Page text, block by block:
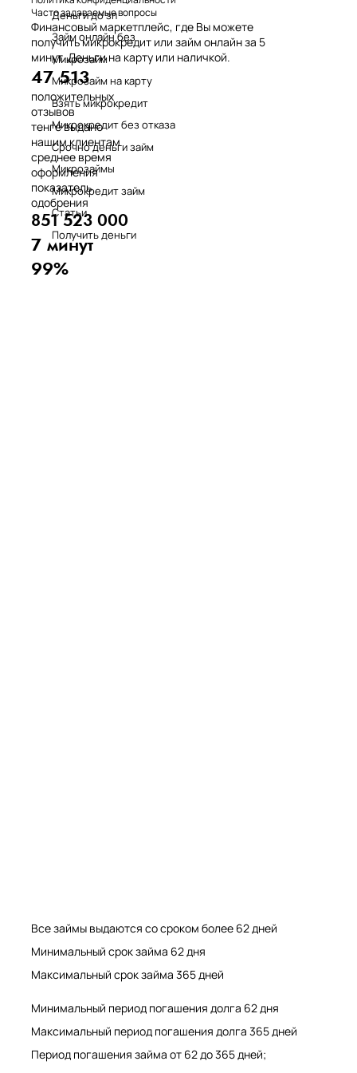
Деньги до зп
Займ онлайн без
Микрозайм
Микрозайм на карту
Взять микрокредит
Микрокредит без отказа
Срочно деньги займ
Микрозаймы
Микрокредит займ
Статьи
Получить деньги
Часто задаваемые вопросы
Финансовый маркетплейс, где Вы можете
получить микрокредит или займ онлайн за 5
минут. Деньги на карту или наличкой.
47 513
положительных
отзывов
тенге выдано
нашим клиентам
среднее время
оформления
показатель
одобрения
851 523 000
7 минут
99%
Все займы выдаются со сроком более 62 дней
Минимальный срок займа 62 дня
Максимальный срок займа 365 дней
Минимальный период погашения долга 62 дня
Максимальный период погашения долга 365 дней
Период погашения займа от 62 до 365 дней;